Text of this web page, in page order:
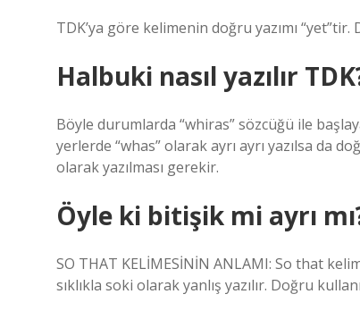
TDK’ya göre kelimenin doğru yazımı
Halbuki nasıl yazılır
Böyle durumlarda “whiras” sözcüğü ile
yerlerde “whas” olarak ayrı ayrı yazılsa da
olarak yazılması gerekir.
Öyle ki bitişik mi ayrı
SO THAT KELİMESİNİN ANLAMI: So that
sıklıkla soki olarak yanlış yazılır. Doğru